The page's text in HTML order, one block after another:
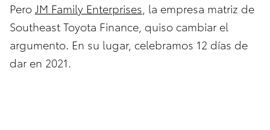
Pero JM Family Enterprises , la empresa matriz de
Southeast Toyota Finance, quiso cambiar el
argumento. En su lugar, celebramos 12 días de
dar en 2021.